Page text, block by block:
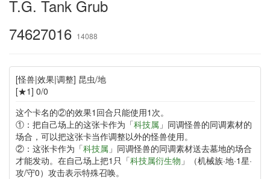
T.G. Tank Grub
74627016 14088
[怪兽|效果|调整] 昆虫/地
[★1] 0/0
这个卡名的②的效果1回合只能使用1次。
①：把自己场上的这张卡作为「科技属 」同调怪兽的同调素材的
场合，可以把这张卡当作调整以外的怪兽使用。
②：这张卡作为「科技属 」同调怪兽的同调素材送去墓地的场合
才能发动。在自己场上把1只「科技属衍生物 」（机械族·地·1星·
攻/守0）攻击表示特殊召唤。